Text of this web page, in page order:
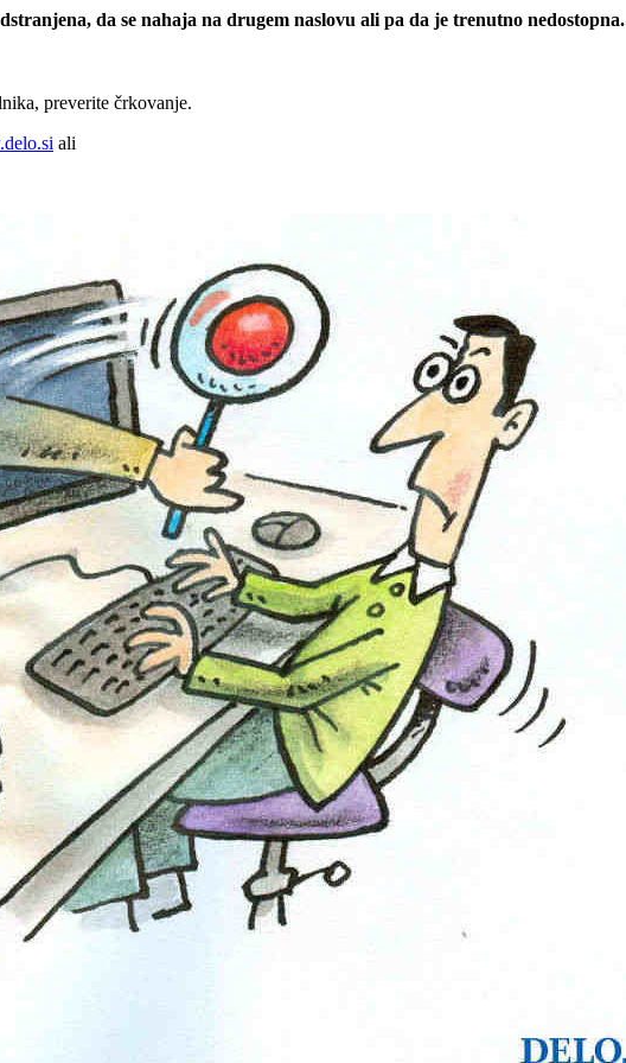
da se nahaja na drugem naslovu ali pa da je trenutno nedostopna.
preverite črkovanje.
ali